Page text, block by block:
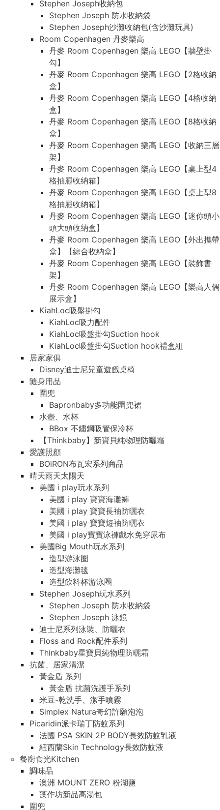
Stephen Joseph收納包
Stephen Joseph 防水收納袋
Stephen Joseph沙灘收納包(含沙灘玩具)
Room Copenhagen 丹麥樂高
丹麥 Room Copenhagen 樂高 LEGO【牆壁掛
勾】
丹麥 Room Copenhagen 樂高 LEGO【2格收納
盒】
丹麥 Room Copenhagen 樂高 LEGO【4格收納
盒】
丹麥 Room Copenhagen 樂高 LEGO【8格收納
盒】
丹麥 Room Copenhagen 樂高 LEGO【收納三層
架】
丹麥 Room Copenhagen 樂高 LEGO【桌上型4
格抽屜收納箱】
丹麥 Room Copenhagen 樂高 LEGO【桌上型8
格抽屜收納箱】
丹麥 Room Copenhagen 樂高 LEGO【迷你頭小
頭大頭收納盒】
丹麥 Room Copenhagen 樂高 LEGO【外出攜帶
盒】【綜合收納盒】
丹麥 Room Copenhagen 樂高 LEGO【裝飾書
架】
丹麥 Room Copenhagen 樂高 LEGO【樂高人偶
展示盒】
KiahLoc吸盤掛勾
KiahLoc吸力配件
KiahLoc吸盤掛勾Suction hook
KiahLoc吸盤掛勾Suction hook禮盒組
居家家俱
Disney迪士尼兒童遊戲桌椅
隨身用品
圍兜
Bapronbaby多功能圍兜裙
水壺、水杯
BBox 不鏽鋼吸管保冷杯
【Thinkbaby】新寶貝純物理防曬霜
愛護照顧
BOiRON布瓦宏系列商品
晴天雨天太陽天
美國 i play玩水系列
美國 i play 寶寶海灘褲
美國 i play 寶寶長袖防曬衣
美國 i play 寶寶短袖防曬衣
美國 i play寶寶泳褲戲水免穿尿布
美國Big Mouth玩水系列
造型游泳圈
造型海灘毯
造型飲料杯游泳圈
Stephen Joseph玩水系列
Stephen Joseph 防水收納袋
Stephen Joseph 泳鏡
迪士尼系列泳裝、防曬衣
Floss and Rock配件系列
Thinkbaby星寶貝純物理防曬霜
抗菌、居家清潔
黃金盾 系列
黃金盾 抗菌洗護手系列
米豆-乾洗手、潔手噴霧
Simplex Natura奇幻許願泡泡
Picaridin派卡瑞丁防蚊系列
法國 PSA SKIN 2P BODY長效防蚊乳液
紐西蘭Skin Technology長效防蚊液
餐廚食光Kitchen
調味品
澳洲 MOUNT ZERO 粉湖鹽
藻作坊新品高湯包
圍兜